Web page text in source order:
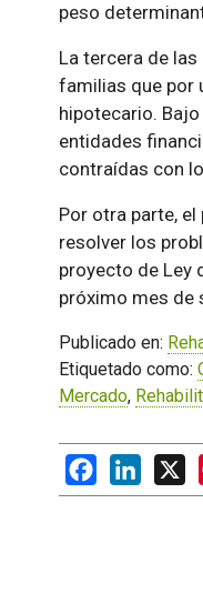
peso
La tercera de
familias que por
hipotecario.
entidades
contraídas con
Por otra parte,
resolver los
proyecto de Ley
próximo mes de
Publicado en:
Etiquetado como:
Mercado,
Facebook X